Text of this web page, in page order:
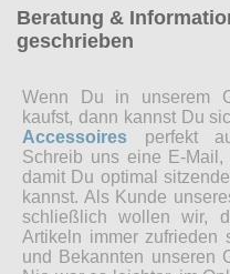
Beratung &
geschrieben
Wenn Du in unserem
kaufst, dann kannst Du
Accessoires perfekt
Schreib uns eine E-
damit Du optimal
kannst. Als Kunde
schließlich wollen wir,
Artikeln immer zufrieden
und Bekannten unseren